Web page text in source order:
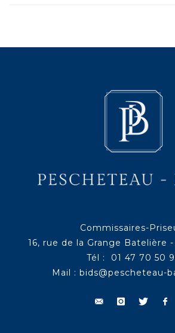
Commissaires-
16, rue de la Grange Batelière
Tél : 01 47 70 50
Mail : bids@pescheteau-